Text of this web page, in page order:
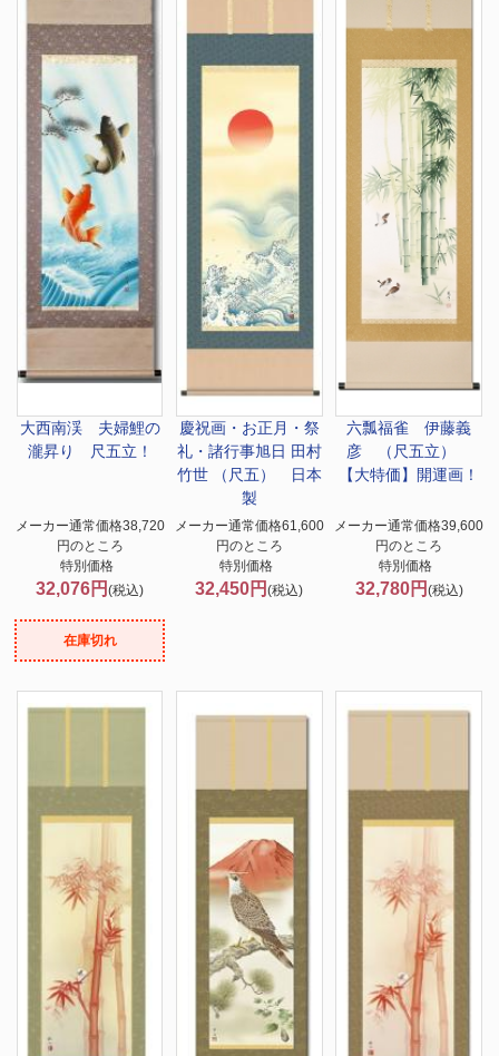
大西南渓 夫婦鯉の
瀧昇り 尺五立！
メーカー通常価格38,720
円のところ
特別価格
32,076円(税込)
在庫切れ
慶祝画・お正月・祭
礼・諸行事旭日 田村
竹世 （尺五） 日本
製
メーカー通常価格61,600
円のところ
特別価格
32,450円(税込)
六瓢福雀 伊藤義
彦 （尺五立）
【大特価】開運画！
メーカー通常価格39,600
円のところ
特別価格
32,780円 (税込)